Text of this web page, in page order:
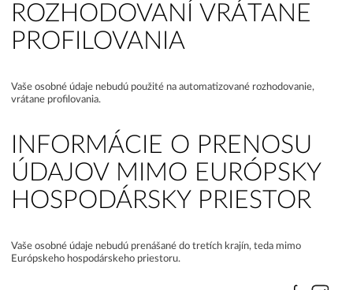
ROZHODOVANÍ VRÁTANE
PROFILOVANIA
Vaše osobné údaje nebudú použité na automatizované rozhodovanie,
vrátane profilovania.
INFORMÁCIE O PRENOSU
ÚDAJOV MIMO EURÓPSKY
HOSPODÁRSKY PRIESTOR
Vaše osobné údaje nebudú prenášané do tretích krajín, teda mimo
Európskeho hospodárskeho priestoru.